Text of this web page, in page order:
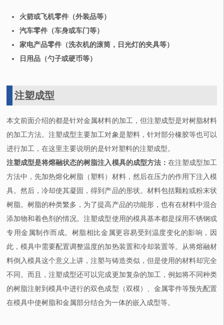
火箭或飞机零件（外装品等）
汽车零件（车身或车门等）
家电产品零件（洗衣机的滚筒，日光灯的夹具等）
日用品（勺子或硬币等）
注塑成型
本文前面介绍的都是针对金属材料的加工，但注塑成型是对树脂材料
的加工方法。注塑成型主要加工对象是塑料，针对部分橡胶等也可以
进行加工，在这里主要说明的是针对塑料的注塑成型。
注塑成型是将熔融状态的树脂注入模具的成型方法： 在注塑成型加工
方法中，先加热熔化树脂（塑料）材料，然后在压力的作用下注入模
具。然后，冷却使其凝固，得到产品的形状。材料包括颗粒或粉末状
树脂。树脂的种类繁多，为了提高产品的功能形，也有在材料中混合
添加物和着色剂的情况。注塑成型使用的模具基本都是採用不锈钢或
专用金属制作而成。树脂相比金属更容易受到温度变化的影响，因
此，模具中需要配置调整温度的加热装置和冷却装置等。从将熔融材
料倒入模具这个意义上讲，注塑与铸造类似，但是使用的材料却完全
不同。而且，注塑成型还可以完成更加复杂的加工，例如将不同种类
的树脂注射到模具中进行的双色成型（双模）、金属零件等预先配置
在模具中使树脂和金属部分结合为一体的嵌入成型等。